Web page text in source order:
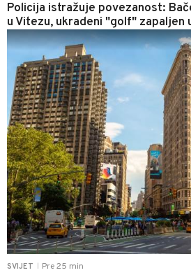
Policija istražuje povezanost:
u Vitezu, ukradeni "golf" zapaljen
SVIJET Pre 25 min